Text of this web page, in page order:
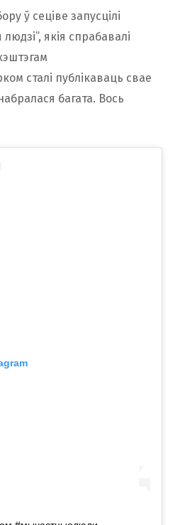
ў сеціве запусцілі
якія спрабавалі
сталі публікаваць свае
багата. Вось